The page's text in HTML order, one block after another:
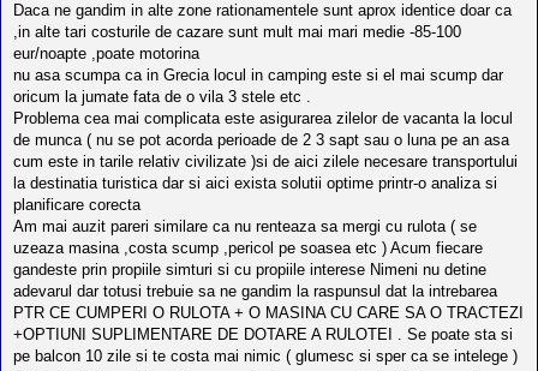
Daca ne gandim in alte zone rationamentele sunt aprox identice doar ca
,in alte tari costurile de cazare sunt mult mai mari medie -85-100
eur/noapte ,poate motorina
nu asa scumpa ca in Grecia locul in camping este si el mai scump dar
oricum la jumate fata de o vila 3 stele etc .
Problema cea mai complicata este asigurarea zilelor de vacanta la locul
de munca ( nu se pot acorda perioade de 2 3 sapt sau o luna pe an asa
cum este in tarile relativ civilizate )si de aici zilele necesare transportului
la destinatia turistica dar si aici exista solutii optime printr-o analiza si
planificare corecta
Am mai auzit pareri similare ca nu renteaza sa mergi cu rulota ( se
uzeaza masina ,costa scump ,pericol pe soasea etc ) Acum fiecare
gandeste prin propiile simturi si cu propiile interese Nimeni nu detine
adevarul dar totusi trebuie sa ne gandim la raspunsul dat la intrebarea
PTR CE CUMPERI O RULOTA + O MASINA CU CARE SA O TRACTEZI
+OPTIUNI SUPLIMENTARE DE DOTARE A RULOTEI . Se poate sta si
pe balcon 10 zile si te costa mai nimic ( glumesc si sper ca se intelege )